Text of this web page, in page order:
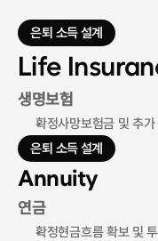
노후와 다음 세대를 위
은퇴 소득 설계
Life
생명보험
확정사망보험금 및 추
은퇴 소득 설계
Annuity
연금
확정현금흐름 확보 및